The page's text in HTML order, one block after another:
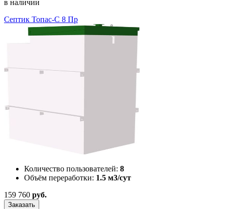
в наличии
Септик Топас-С 8 Пр
Количество пользователей: 8
Объём переработки: 1.5 м3/сут
159 760 руб.
Заказать